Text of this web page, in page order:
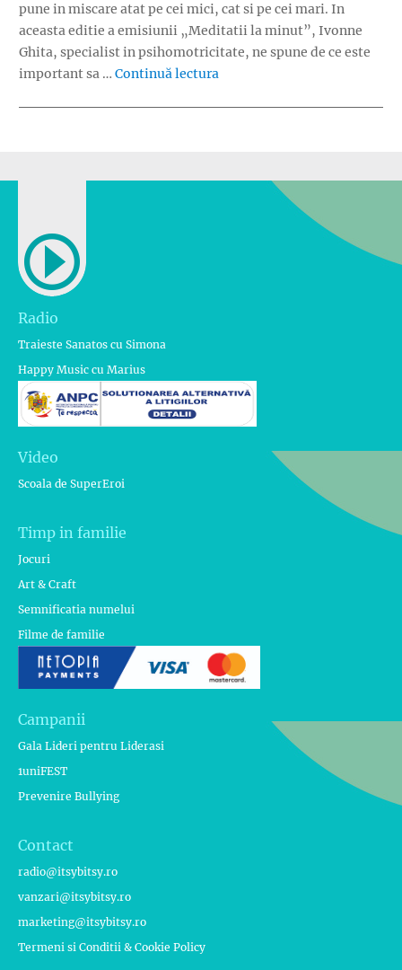
pune in miscare atat pe cei mici, cat si pe cei mari. In
aceasta editie a emisiunii „Meditatii la minut”, Ivonne
Ghita, specialist in psihomotricitate, ne spune de ce este
important sa … Continuă lectura
Radio
Traieste Sanatos cu Simona
Happy Music cu Marius
Video
Scoala de SuperEroi
Timp in familie
Jocuri
Art & Craft
Semnificatia numelui
Filme de familie
Campanii
Gala Lideri pentru Liderasi
1uniFEST
Prevenire Bullying
Contact
radio@itsybitsy.ro
vanzari@itsybitsy.ro
marketing@itsybitsy.ro
Termeni si Conditii & Cookie Policy